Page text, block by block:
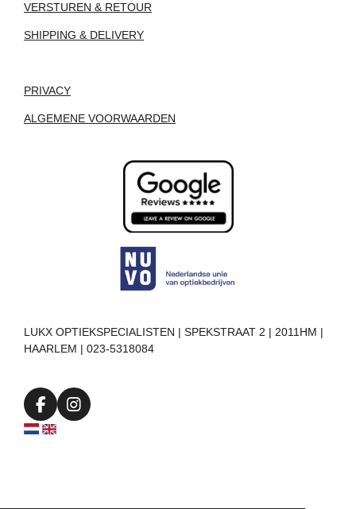
VERSTUREN & RETOUR
SHIPPING & DELIVERY
PRIVACY
ALGEMENE VOORWAARDEN
LUKX OPTIEKSPECIALISTEN | SPEKSTRAAT 2 | 2011HM |
HAARLEM | 023-5318084
F
a
I